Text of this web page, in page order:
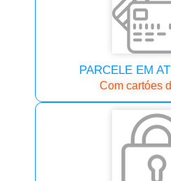
PARCELE EM
Com cartóes